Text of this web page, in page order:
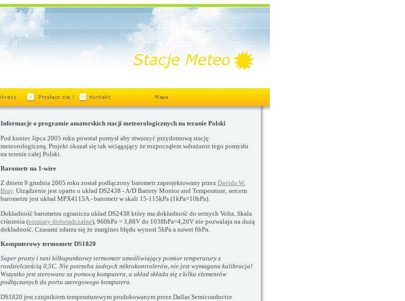
Informacje o programie amatorskich stacji meteorologicznych na teranie Polski
Pod koniec lipca 2005 roku powstał pomysł aby stworzyć przydomową stację
meteorologiczną. Projekt okazał się tak wciągający że rozpocząłem wdrażanie tego pomysłu
na terenie całej Polski.
Barometr na 1-wire
Z dniem 9 grudnia 2005 roku został podłączony barometr zaprojektowany przez Davida W.
Bray. Urządzenie jest oparte o układ DS2438 - A/D Battery Monior and Temperature, sercem
barometru jest układ MPX4115A - barometr w skali 15-115kPa (1kPa=10hPa).
Dokładność barometru ogranicza układ DS2438 który ma dokładność do setnych Volta. Skala
ciśnienia (pomiary doświadczalne), 960hPa = 3,88V do 1038hPa=4,20V nie pozwalaja na dużą
dokładność. Czasami zdarza się że margines błędu wynosi 5hPa a nawet 6hPa.
Komputerowy termometr DS1820
Super prosty i tani kilkupunktowy termometr umożliwiający pomiar temperatury z
rozdzielczością 0,5C. Nie potrzeba żadnych mikrokontrolerów, nie jest wymagana kalibracja!
Wszystko jest sterowane za pomocą komputera, a układ składa się z kilku elementów
podłączanych do portu szeregowego komputera.
DS1820 jest czujnikiem temperaturowym produkowanym przez Dallas Semiconductor